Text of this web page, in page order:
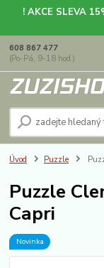
! AKCE SLEVA
608 867 477
(Po-Pá, 9-18 hod.)
Úvod Puzzle
Puzzle
Capri
Novinka